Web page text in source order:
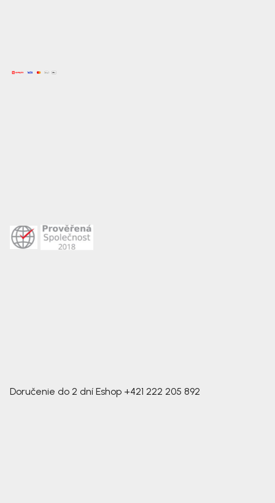
Doručenie do 2 dní Eshop +421 222 205 892